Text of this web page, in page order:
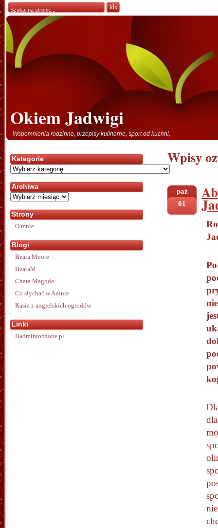
Okiem Jadwigi
Wspomnienia rodzinne, przepisy kulinarne, sport od kuchni,
Wpisy
paź
01
Kategorie
Kategorie
Archiwa
Archiwa
Strony
O mnie
Blogi
Beata Moore
BeataM
Chata Magoda
Co słychać w Aninie
Kasia z angielskich ogrodów
Linki
Badmintonzone.pl